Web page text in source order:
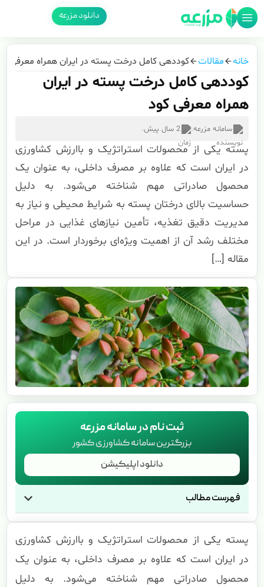
دانلود مزرعه
خانه مقالات کوددهی کامل درخت پسته در ایران همراه معرفی
کوددهی کامل درخت پسته در ایران
همراه معرفی کود
سامانه مزرعه. 2 سال پیش .
پسته یکی از محصولات استراتژیک و باارزش کشاورزی
در ایران است که علاوه بر مصرف داخلی، به عنوان یک
محصول صادراتی مهم شناخته می‌شود. به دلیل
حساسیت بالای درختان پسته به شرایط محیطی و نیاز به
مدیریت دقیق تغذیه، تأمین نیازهای غذایی در مراحل
مختلف رشد آن از اهمیت ویژه‌ای برخوردار است. در این
مقاله […]
ثبت نام در سامانه مزرعه
بزرگترین سامانه کشاورزی کشور
دانلود اپلیکیشن
فهرست مطالب
پسته یکی از محصولات استراتژیک و باارزش کشاورزی
در ایران است که علاوه بر مصرف داخلی، به عنوان یک
محصول صادراتی مهم شناخته می‌شود. به دلیل